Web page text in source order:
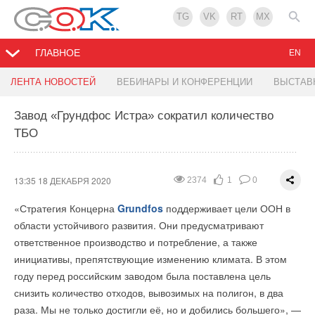
TG VK RT MX
ГЛАВНОЕ
ЛЕНТА НОВОСТЕЙ ВЕБИНАРЫ И КОНФЕРЕНЦИИ
EN
Завод «Грундфос Истра» сократил количество
ТБО
2374 1 0
13:35 18 ДЕКАБРЯ 2020
«Стратегия Концерна Grundfos поддерживает цели ООН в
области устойчивого развития. Они предусматривают
ответственное производство и потребление, а также
инициативы, препятствующие изменению климата. В этом
году перед российским заводом была поставлена цель
снизить количество отходов, вывозимых на полигон, в два
раза. Мы не только достигли её, но и добились большего», —
Viessmann локализовал в РФ производство
11:50 18 ДЕКАБРЯ 2020
Цена на литий-ионные батареи для
15:16 17 ДЕКАБРЯ 2020
Солнечные панели из пищевых отходов
2264 1
13:27 17 ДЕКАБРЯ 2020
«Хевел» обеспечит АЗС «Шелл» солнечной
13:11 17 ДЕКАБРЯ 2020